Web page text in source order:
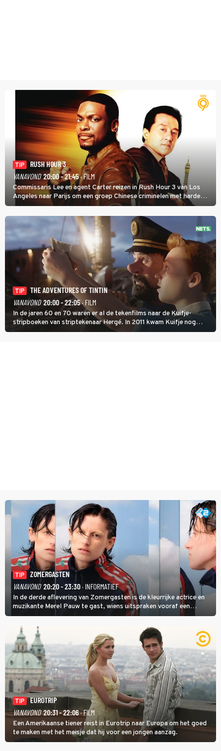
TIP
RUSH HOUR 3
VANAVOND 20:00 - 21:45· FILM
Commissaris Lee en agent Carter reizen in Rush Hour 3 van Los
Angeles naar Parijs om een groep Chinese criminelen met harde
hand aan te pakken.
TIP
THE ADVENTURES OF TINTIN
VANAVOND 20:00 - 22:05· FILM
In de jaren 60 en 70 waren er al de tekenfilms naar de Kuifje-
stripboeken van striptekenaar Hergé. In 2011 kwam Kuifje nog
meer tot leven in The Adventures of Tintin van Steven Spielberg.
TIP
ZOMERGASTEN
VANAVOND 20:20 - 23:30· INFORMATIEF
In de derde aflevering van Zomergasten is de kleurrijke actrice en
muzikante Merel Pauw te gast, wiens uitspraken vooraf een
boeiende avond beloven: 'Mijn ideale televisieavond is zoals mijn
identiteit: grenzeloos, absurd en vol angsten'.
TIP
EUROTRIP
VANAVOND 20:31 - 22:06· FILM
Een Amerikaanse tiener reist in Eurotrip naar Europa om het goed
te maken met het meisje dat hij voor een jongen aanzag.